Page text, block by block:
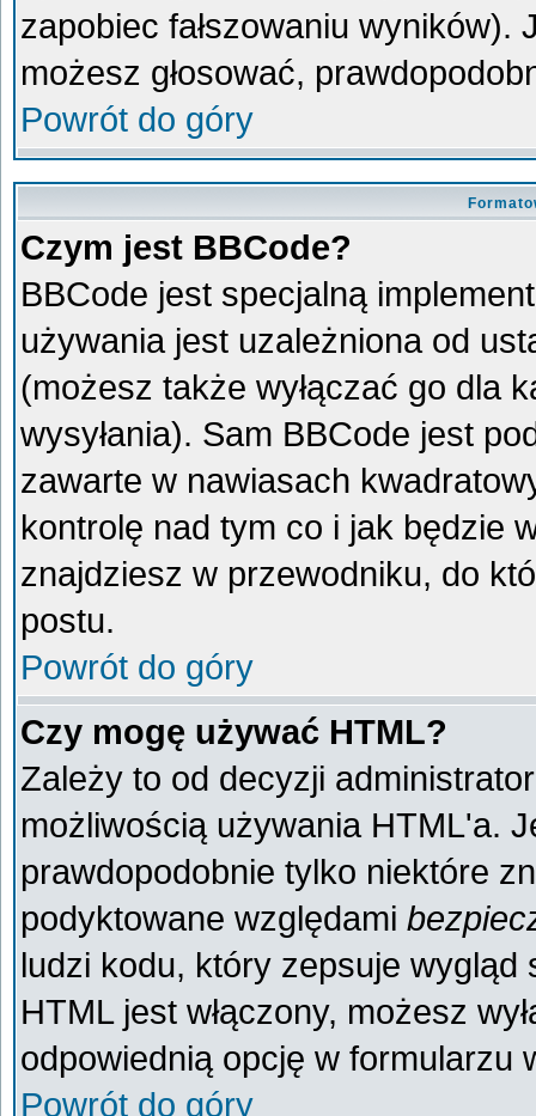
zapobiec fałszowaniu wyników).
możesz głosować,
Powrót do góry
Czym jest BBCode?
BBCode jest specjalną
używania jest uzależniona od
(możesz także wyłączać go dla
wysyłania). Sam BBCode jest
zawarte w nawiasach
kontrolę nad tym co i jak będzie
znajdziesz w przewodniku, do
postu.
Powrót do góry
Czy mogę używać HTML?
Zależy to od decyzji
możliwością używania HTML'a.
prawdopodobnie tylko niektóre
podyktowane względami
ludzi kodu, który zepsuje wygląd
HTML jest włączony, możesz
odpowiednią opcję w formularzu
Powrót do góry